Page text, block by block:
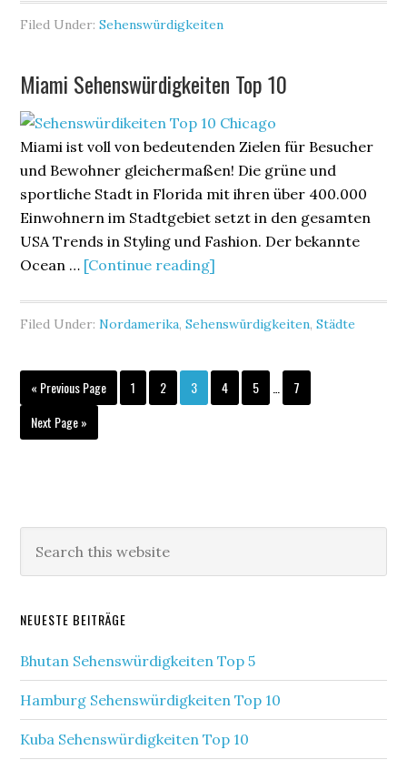
Filed Under:Sehenswürdigkeiten
Miami Sehenswürdigkeiten Top 10
Miami ist voll von bedeutenden Zielen für Besucher
und Bewohner gleichermaßen! Die grüne und
sportliche Stadt in Florida mit ihren über 400.000
Einwohnern im Stadtgebiet setzt in den gesamten
USA Trends in Styling und Fashion. Der bekannte
Ocean … [Continue reading]
Filed Under:Nordamerika,Sehenswürdigkeiten,Städte
« Previous Page 1 2 3 4 5
7
Next Page »
NEUESTE BEITRÄGE
Bhutan Sehenswürdigkeiten Top 5
Hamburg Sehenswürdigkeiten Top 10
Kuba Sehenswürdigkeiten Top 10